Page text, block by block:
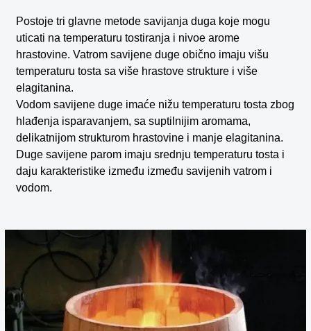
Postoje tri glavne metode savijanja duga koje mogu
uticati na temperaturu tostiranja i nivoe arome
hrastovine. Vatrom savijene duge obično imaju višu
temperaturu tosta sa više hrastove strukture i više
elagitanina.
Vodom savijene duge imaće nižu temperaturu tosta zbog
hlađenja isparavanjem, sa suptilnijim aromama,
delikatnijom strukturom hrastovine i manje elagitanina.
Duge savijene parom imaju srednju temperaturu tosta i
daju karakteristike između između savijenih vatrom i
vodom.